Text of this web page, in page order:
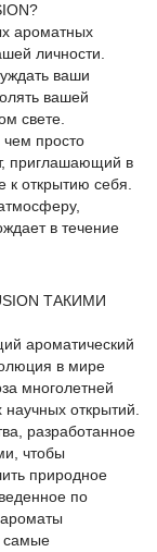
ароматных
личности.
ваши
вашей
свете.
чем просто
приглашающий в
к открытию себя.
в течение
ТАКИМИ
ароматический
в мире
многолетней
открытий.
разработанное
чтобы
природное
по
самые